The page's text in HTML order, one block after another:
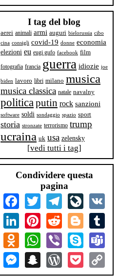
I tag del blog
aerei animali armi auguri bielorussia cibo
cina consigli covid-19 donne economia
elezioni eu eugi gufo facebook film
fotografia francia guerra idiozie joe
biden lavoro libri milano musica
musica classica natale navalny
politicaputin rock sanzioni
software soldi sondaggio spazio sport
storia stronzate terrorismo trump
ucraina uk usa zelensky
[vedi tutti i tag]
Condividere questa
pagina
FacebookTwitter Telegram
LinkedInPinterestReddit Blogger
Odnoklassniki
WhatsApp
Viber Skype
MessengerSnapchatWordPress
Pocket